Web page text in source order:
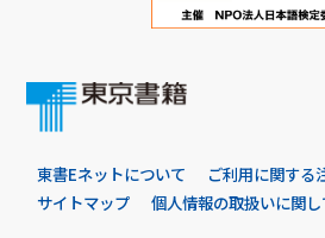
東書Eネットについて ご利用に関する
サイトマップ
個人情報の取扱いに関し